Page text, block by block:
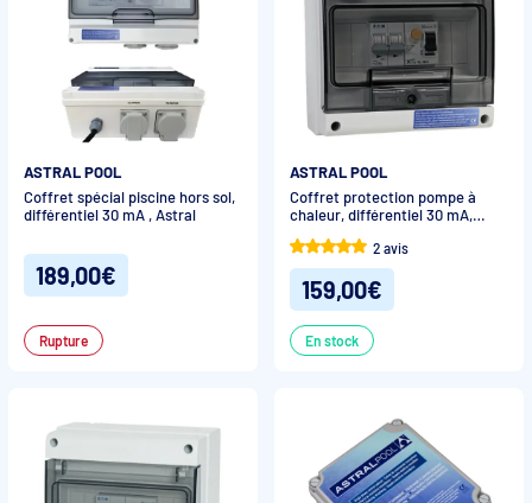
ASTRAL POOL
Coffret spécial piscine hors sol,
différentiel 30 mA , Astral
189,00€
Rupture
ASTRAL POOL
Coffret protection pompe à
chaleur, différentiel 30 mA,
2 avis
159,00€
En stock